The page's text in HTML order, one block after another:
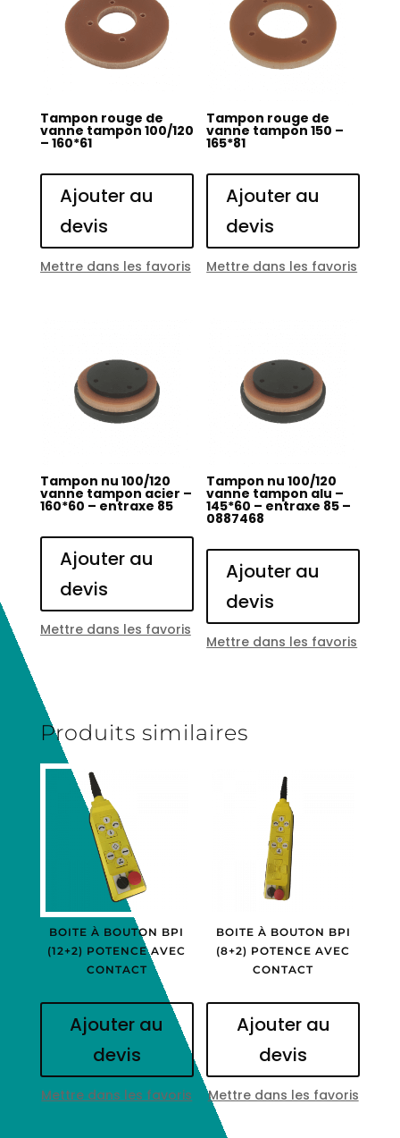
Tampon rouge de
vanne tampon 100/120
– 160*61
Ajouter au
devis
Mettre dans les favoris
Tampon rouge de
vanne tampon 150 –
165*81
Ajouter au
devis
Mettre dans les favoris
Tampon nu 100/120
vanne tampon acier –
160*60 – entraxe 85
Ajouter au
devis
Mettre dans les favoris
Tampon nu 100/120
vanne tampon alu –
145*60 – entraxe 85 –
0887468
Ajouter au
devis
Mettre dans les favoris
Produits similaires
BOITE À BOUTON BPI
(12+2) POTENCE AVEC
CONTACT
Ajouter au
devis
Mettre dans les favoris
BOITE À BOUTON BPI
(8+2) POTENCE AVEC
CONTACT
Ajouter au
devis
Mettre dans les favoris